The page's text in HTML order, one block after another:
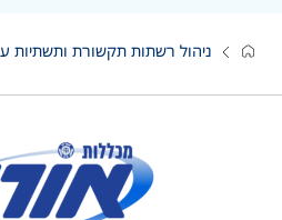
ניהול רשתות תקשורת ותשתיות ענן